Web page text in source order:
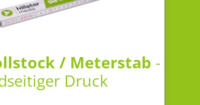
/ Meterstab -
Druck